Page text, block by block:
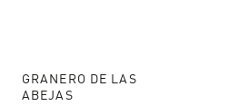
GRANERO DE LAS
ABEJAS